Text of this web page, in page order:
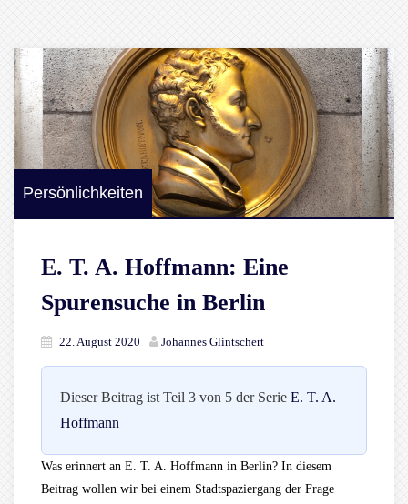
Persönlichkeiten
E. T. A. Hoffmann: Eine
Spurensuche in Berlin
22. August 2020 Johannes Glintschert
Dieser Beitrag ist Teil 3 von 5 der Serie E. T. A.
Hoffmann
Was erinnert an E. T. A. Hoffmann in Berlin? In diesem
Beitrag wollen wir bei einem Stadtspaziergang der Frage